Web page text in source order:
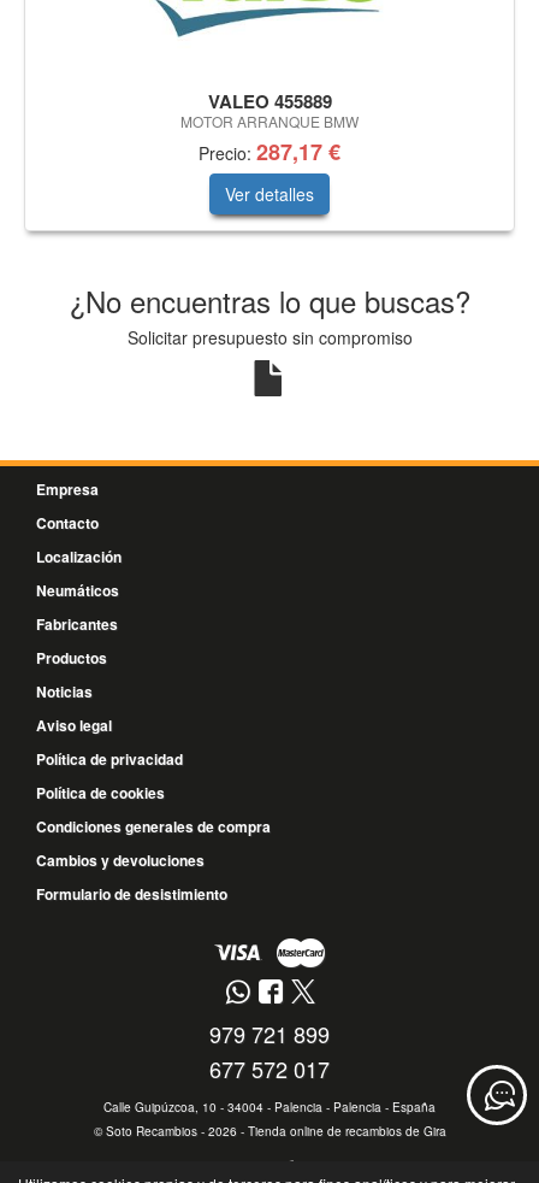
VALEO 455889
MOTOR ARRANQUE BMW
Precio: 287,17 €
Ver detalles
¿No encuentras lo que buscas?
Solicitar presupuesto sin compromiso
Empresa
Contacto
Localización
Neumáticos
Fabricantes
Productos
Noticias
Aviso legal
Política de privacidad
Política de cookies
Condiciones generales de compra
Cambios y devoluciones
Formulario de desistimiento
979 721 899
677 572 017
Calle Guipúzcoa, 10 - 34004 - Palencia - Palencia - España
©Soto Recambios- 2026 - Tienda online de recambios de Gira